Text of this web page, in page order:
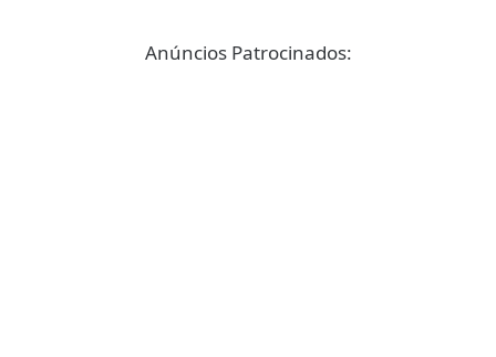
Anúncios Patrocinados: